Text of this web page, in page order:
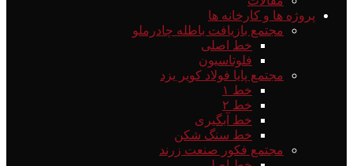
پروژه ها و کارخانه ها
مجتمع بازیافت باطله چادرملو
خط اصلی
فلوتاسیون
مجتمع پایا فولاد کویر یزد
خط ۱
خط ۲
خط آبگیری
خط سنگ شکن
مجتمع فکور صنعت زرند